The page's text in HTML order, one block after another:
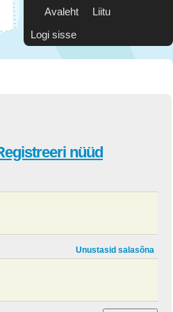
Avaleht
Liitu
Logi sisse
nüüd
Unustasid salasõna